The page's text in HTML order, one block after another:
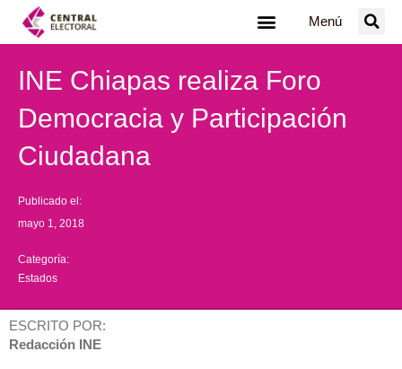
Menú
INE Chiapas realiza Foro
Democracia y Participación
Ciudadana
Publicado el:
mayo 1, 2018
Categoría:
Estados
ESCRITO POR:
Redacción INE